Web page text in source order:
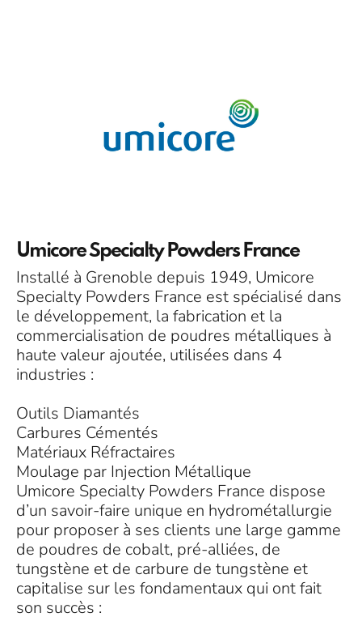
Umicore Specialty Powders France
Installé à Grenoble depuis 1949, Umicore
Specialty Powders France est spécialisé dans
le développement, la fabrication et la
commercialisation de poudres métalliques à
haute valeur ajoutée, utilisées dans 4
industries :
Outils Diamantés
Carbures Cémentés
Matériaux Réfractaires
Moulage par Injection Métallique
Umicore Specialty Powders France dispose
d’un savoir-faire unique en hydrométallurgie
pour proposer à ses clients une large gamme
de poudres de cobalt, pré-alliées, de
tungstène et de carbure de tungstène et
capitalise sur les fondamentaux qui ont fait
son succès :